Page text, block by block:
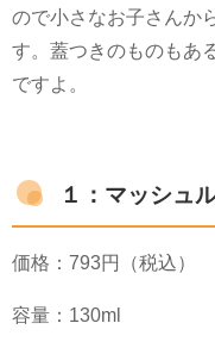
ので小さなお子さんか
す。蓋つきのものもあ
ですよ。
１：マッシュ
価格： 793円（税込）
容量： 130ml